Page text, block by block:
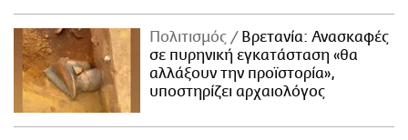
Πολιτισμός
Βρετανία: Ανασκαφές
σε πυρηνική εγκατάσταση «θα
αλλάξουν την προϊστορία»,
υποστηρίζει αρχαιολόγος